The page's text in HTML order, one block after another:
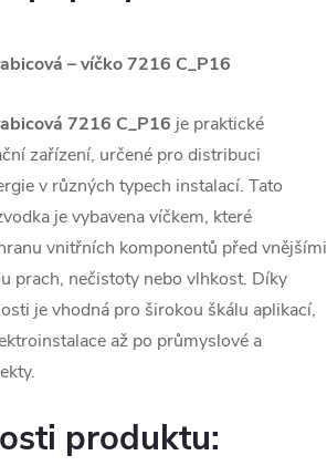
– víčko 7216 C_P16
7216 C_P16 je praktické
zařízení, určené pro distribuci
v různých typech instalací. Tato
je vybavena víčkem, které
vnitřních komponentů před vnějšími
prach, nečistoty nebo vlhkost. Díky
je vhodná pro širokou škálu aplikací,
až po průmyslové a
produktu: